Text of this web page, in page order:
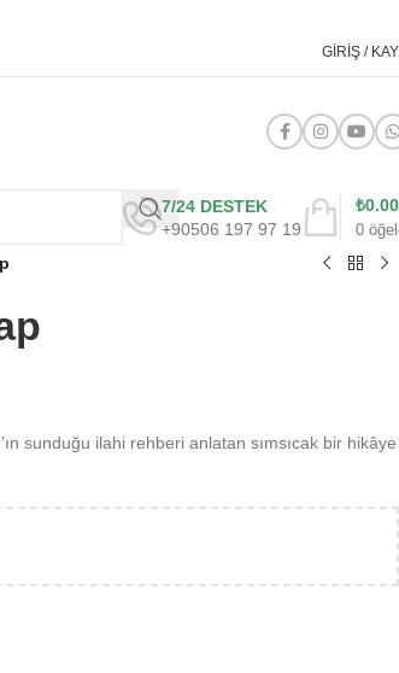
GIRIŞ /
7/24 DESTEK
+90506 197 97 19
0
₺0.00
sunduğu ilahi rehberi anlatan sımsıcak bir hikâye